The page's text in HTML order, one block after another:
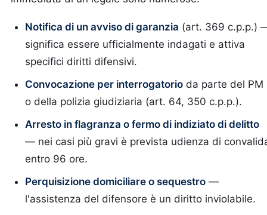
Notifica di un avviso di garanzia (art. 369 c.p.p.)
significa essere ufficialmente indagati e attiva
specifici diritti difensivi.
Convocazione per interrogatorio da parte del PM
o della polizia giudiziaria (art. 64, 350 c.p.p.).
Arresto in flagranza o fermo di indiziato di delitto
— nei casi più gravi è prevista udienza di
entro 96 ore.
Perquisizione domiciliare o sequestro —
l'assistenza del difensore è un diritto inviolabile.